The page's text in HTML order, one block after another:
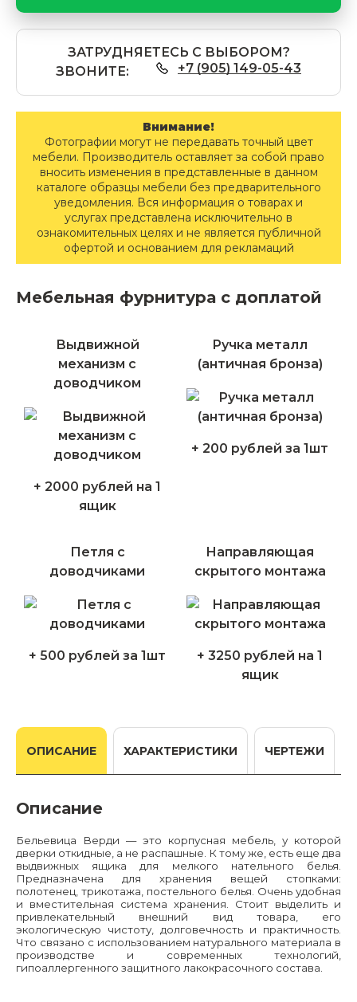
ЗАТРУДНЯЕТЕСЬ С ВЫБОРОМ?
ЗВОНИТЕ:
+7 (905) 149-05-43
Внимание!
Фотографии могут не передавать точный цвет
мебели. Производитель оставляет за собой право
вносить изменения в представленные в данном
каталоге образцы мебели без предварительного
уведомления. Вся информация о товарах и
услугах представлена исключительно в
ознакомительных целях и не является публичной
офертой и основанием для рекламаций
Мебельная фурнитура с доплатой
Выдвижной
механизм с
доводчиком
+ 2000 рублей на 1
ящик
Ручка металл
(античная бронза)
+ 200 рублей за 1шт
Петля с
доводчиками
+ 500 рублей за 1шт
Направляющая
скрытого монтажа
+ 3250 рублей на 1
ящик
ОПИСАНИЕ ХАРАКТЕРИСТИКИ ЧЕРТЕЖИ
Описание
Бельевица Верди — это корпусная мебель , у которой
дверки откидные, а не распашные. К тому же, есть еще два
выдвижных ящика для мелкого нательного белья.
Предназначена для хранения вещей стопками:
полотенец, трикотажа, постельного белья Очень удобная
и вместительная система хранения. Стоит выделить и
привлекательный внешний вид товара
его
экологическую чистоту
долговечность и практичность.
Что связано с использованием натурального материала в
производстве и современных технологий,
гипоаллергенного защитного лакокрасочного состава